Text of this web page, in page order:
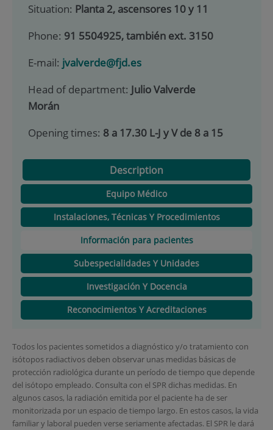
Situation: Planta 2, ascensores 10 y 11
Phone: 91 5504925, también ext. 3150
E-mail: jvalverde@fjd.es
Head of department: Julio Valverde
Morán
Opening times: 8 a 17.30 L-J y V de 8 a 15
Description
Equipo Médico
Instalaciones, Técnicas Y Procedimientos
Información para pacientes
Subespecialidades Y Unidades
Investigación Y Docencia
Reconocimientos Y Acreditaciones
Todos los pacientes sometidos a diagnóstico y/o tratamiento con
isótopos radiactivos deben observar unas medidas básicas de
protección radiológica durante un período de tiempo que depende
del isótopo empleado. Consulta con el SPR dichas medidas. En
algunos casos, la radiación emitida por el paciente ha de ser
monitorizada por un espacio de tiempo largo. En estos casos, la vida
familiar y laboral pueden verse seriamente afectadas. El SPR le dará